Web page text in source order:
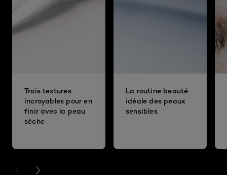
Trois textures
incroyables pour en
finir avec la peau
sèche
La routine beauté
idéale des peaux
sensibles
PREVIOUS CARD
NEXT CARD